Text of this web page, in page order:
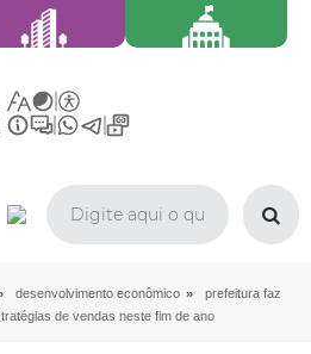
desenvolvimento econômico »
prefeitura faz
de vendas neste fim de ano